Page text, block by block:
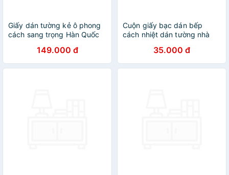
Giấy dán tường kẻ ô phong
cách sang trọng Hàn Quốc
cuộn)HPMWallpaper
149.000 đ
Cuộn giấy bạc dán bếp
cách nhiệt dán tường nhà
mét khổ 60cm)
35.000 đ